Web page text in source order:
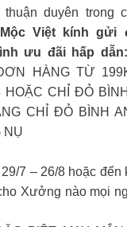
duyên trong
Việt kính gửi
ưu đãi hấp dẫn:
HÀNG TỪ
HOẶC CHỈ ĐỎ
CHỈ ĐỎ BÌNH
NỤ
7 – 26/8 hoặc đến
Xưởng nào mọi